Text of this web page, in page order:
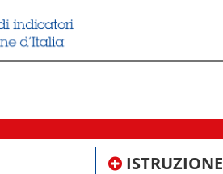
ISTRUZIONE